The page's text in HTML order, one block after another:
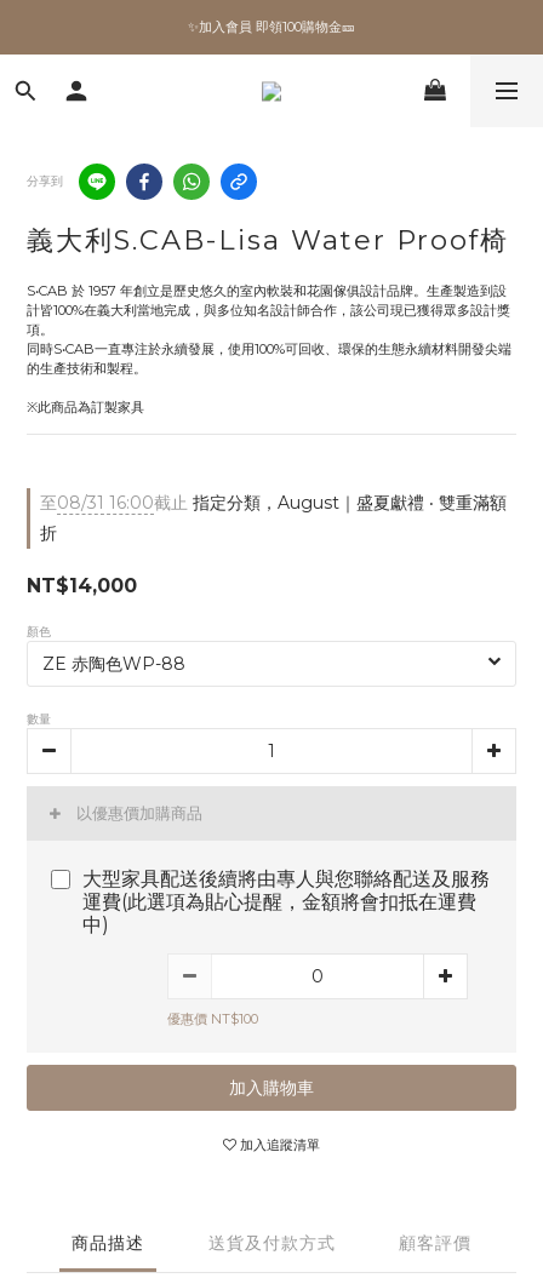
✨加入會員 即領100購物金🎫
✨加入會員 即領100購物金🎫
全館滿額現折🔥
✨加入會員 即領100購物金🎫
分享到
義大利S.CAB-Lisa Water Proof椅
S•CAB 於 1957 年創立是歷史悠久的室內軟裝和花園傢俱設計品牌。生產製造到設
計皆100%在義大利當地完成，與多位知名設計師合作，該公司現已獲得眾多設計獎
項。
同時S•CAB一直專注於永續發展，使用100%可回收、環保的生態永續材料開發尖端
的生產技術和製程。
※此商品為訂製家具
至08/31 16:00截止 指定分類，August｜盛夏獻禮 ‧ 雙重滿額
折
NT$14,000
顏色
數量
以優惠價加購商品
大型家具配送後續將由專人與您聯絡配送及服務
運費(此選項為貼心提醒，金額將會扣抵在運費
中)
優惠價 NT$100
加入購物車
加入追蹤清單
商品描述 送貨及付款方式 顧客評價